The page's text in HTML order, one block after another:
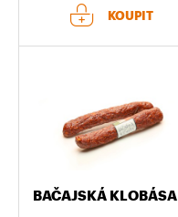
KOUPIT
BAČAJSKÁ KLOBÁSA